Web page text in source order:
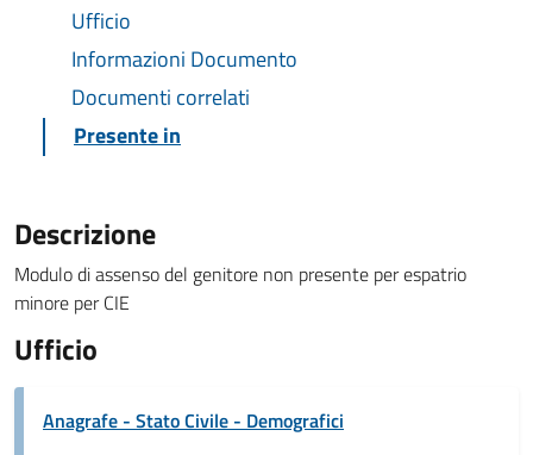
Ufficio
Informazioni Documento
Documenti correlati
Presente in
Descrizione
Modulo di assenso del genitore non presente per espatrio
minore per CIE
Ufficio
Anagrafe - Stato Civile - Demografici